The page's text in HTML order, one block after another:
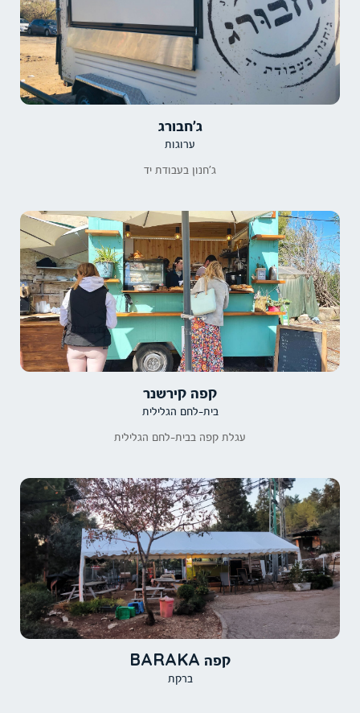
ג׳חבורג
ערוגות
ג׳חנון בעבודת יד
קפה קירשנר
בית-לחם הגלילית
עגלת קפה בבית-לחם הגלילית
קפה BARAKA
ברקת